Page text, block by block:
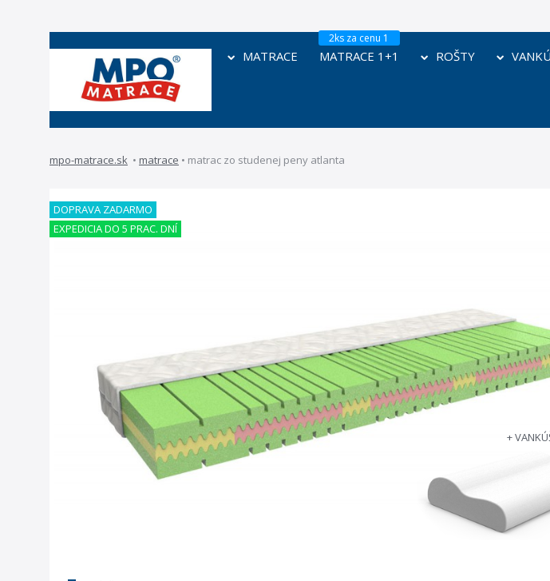
MATRACE MATRACE 1+1 ROŠTY
mpo-matrace.sk • matrace • matrac zo studenej peny atlanta
DOPRAVA ZADARMO
EXPEDICIA DO 5 PRAC. DNÍ
+